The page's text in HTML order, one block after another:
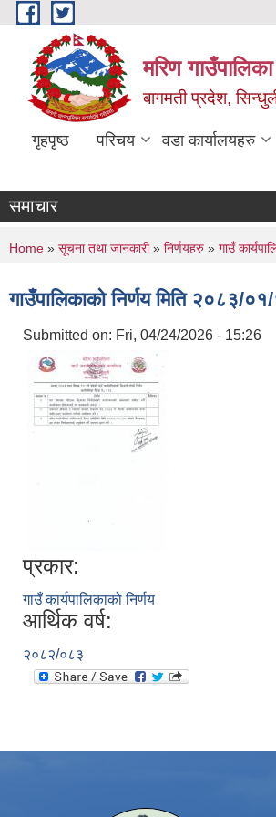
Skip to main content
मरिण गाउँपालिका
बागमती प्रदेश,
गृहपृष्ठ परिचय वडा कार्यालयहरु
समाचार
You are here
Home » सूचना तथा जानकारी» निर्णयहरु » गाउँ
गाउँपालिकाको निर्णय मिति २०८३/
Submitted on: Fri, 04/24/2026 - 15:26
प्रकार:
गाउँ कार्यपालिकाको निर्णय
आर्थिक वर्ष:
२०८२/०८३